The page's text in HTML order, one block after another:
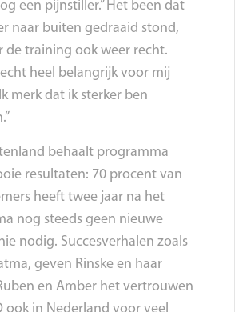
een pijnstiller.” Het been dat
naar buiten gedraaid stond,
de training ook weer recht.
echt heel belangrijk voor mij
merk dat ik sterker ben
behaalt programma
resultaten: 70 procent van
heeft twee jaar na het
nog steeds geen nieuwe
nodig. Succesverhalen zoals
geven Rinske en haar
en Amber het vertrouwen